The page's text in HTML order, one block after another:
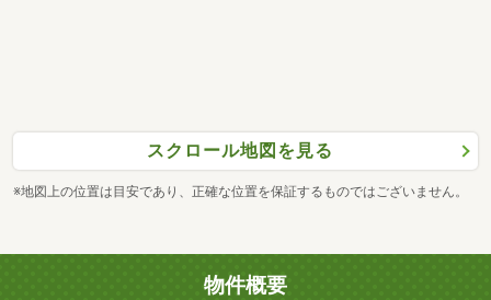
スクロール地図を見る
※地図上の位置は目安であり、正確な位置を保証するものではございません。
物件概要